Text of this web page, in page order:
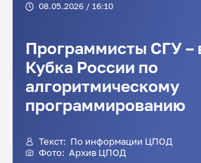
08.05.2026 / 16:10
Программисты СГУ –
Кубка России по
алгоритмическому
программированию
Текст: По информации ЦПОД
Фото: Архив ЦПОД